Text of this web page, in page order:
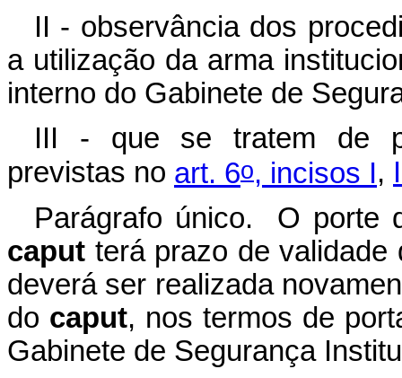
II - observância dos
a utilização da arma
interno do Gabinete de
III - que se tratem de
previstas no art. 6o, incisos I,
Parágrafo único. O porte
caput terá prazo de validade
deverá ser realizada
do caput, nos termos de
Gabinete de Segurança